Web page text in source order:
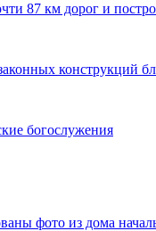
87 км дорог и
конструкций
богослужения
фото из дома